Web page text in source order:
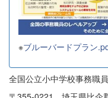
※ブルーバードプラン
全国公立小中学校事